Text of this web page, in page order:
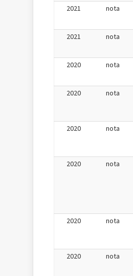
2021 nota
2021 nota
2020 nota
2020 nota
2020 nota
2020 nota
2020 nota
2020 nota